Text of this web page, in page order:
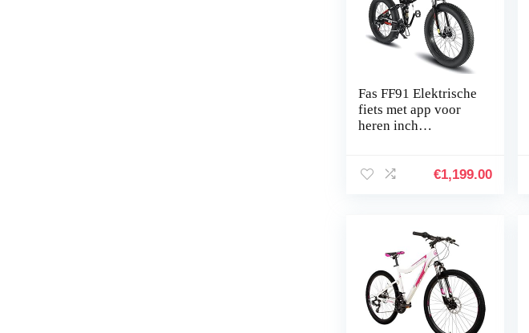
Fas FF91 Elektrische
fiets met app voor
heren inch
evouwfiets 48 V/10
€1,199.00